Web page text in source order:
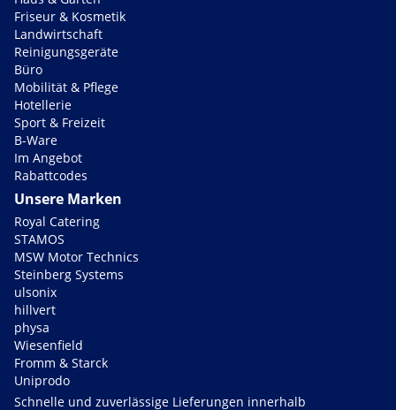
Friseur & Kosmetik
Landwirtschaft
Reinigungsgeräte
Büro
Mobilität & Pflege
Hotellerie
Sport & Freizeit
B-Ware
Im Angebot
Rabattcodes
Unsere Marken
Royal Catering
STAMOS
MSW Motor Technics
Steinberg Systems
ulsonix
hillvert
physa
Wiesenfield
Fromm & Starck
Uniprodo
Schnelle und zuverlässige Lieferungen innerhalb